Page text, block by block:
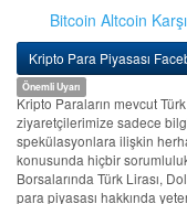
Bitcoin Altcoin
Kripto Para Piyasası
Önemli Uyarı
Kripto Paraların mevcut
ziyaretçilerimize sadece
spekülasyonlara ilişkin
konusunda hiçbir
Borsalarında Türk Lirası,
para piyasası hakkında